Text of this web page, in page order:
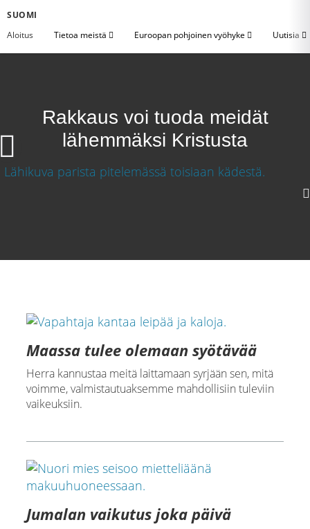
SUOMI
Aloitus
Tietoa meistä Euroopan pohjoinen vyöhyke Uutisia
Rakkaus voi tuoda meidät
lähemmäksi Kristusta
Maassa tulee olemaan syötävää
Herra kannustaa meitä laittamaan syrjään sen, mitä
voimme, valmistautuaksemme mahdollisiin tuleviin
vaikeuksiin.
Jumalan vaikutus joka päivä